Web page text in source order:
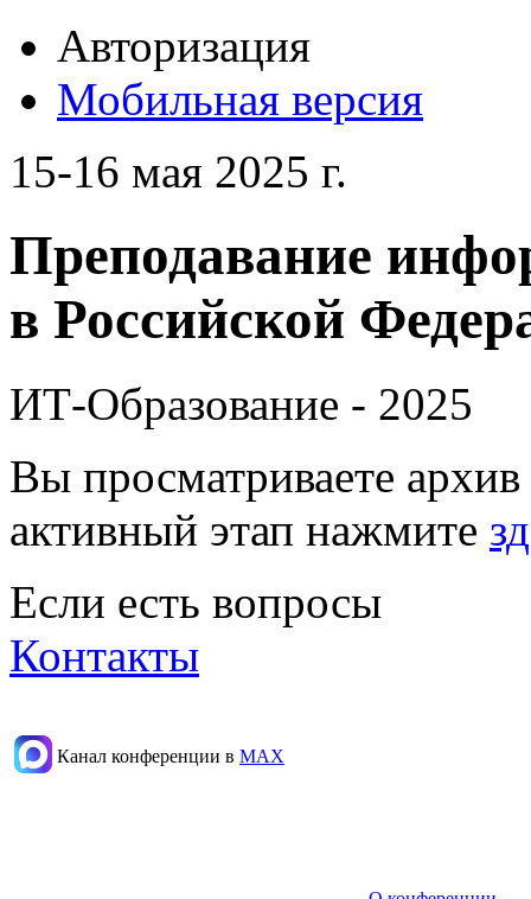
Авторизация
Мобильная версия
15-16 мая 2025 г.
Преподавание
в Российской
ИТ-Образование - 2025
Вы просматриваете
активный этап нажмите
Если есть вопросы
Контакты
Канал конференции в МАХ